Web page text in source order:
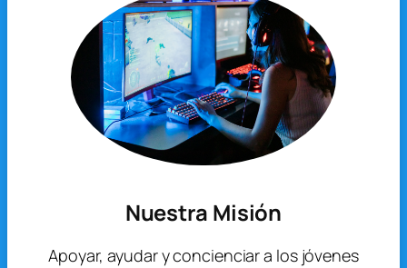
Nuestra Misión
Apoyar, ayudar y concienciar a los jóvenes